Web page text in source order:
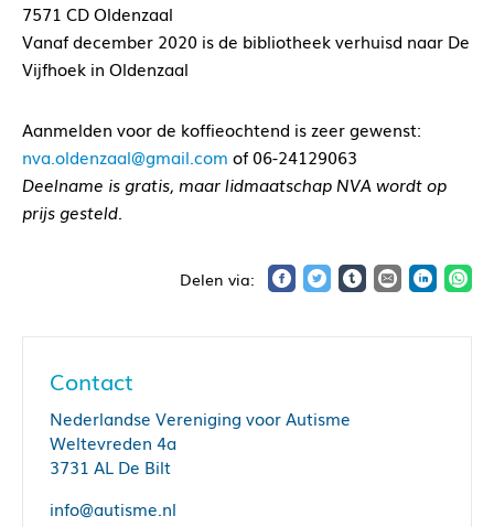
7571 CD Oldenzaal
Vanaf december 2020 is de bibliotheek verhuisd naar De
Vijfhoek in Oldenzaal
Aanmelden voor de koffieochtend is zeer gewenst:
nva.oldenzaal@gmail.com of 06-24129063
Deelname is gratis, maar lidmaatschap NVA wordt op
prijs gesteld.
Contact
Nederlandse Vereniging voor Autisme
Weltevreden 4a
3731 AL De Bilt
info@autisme.nl